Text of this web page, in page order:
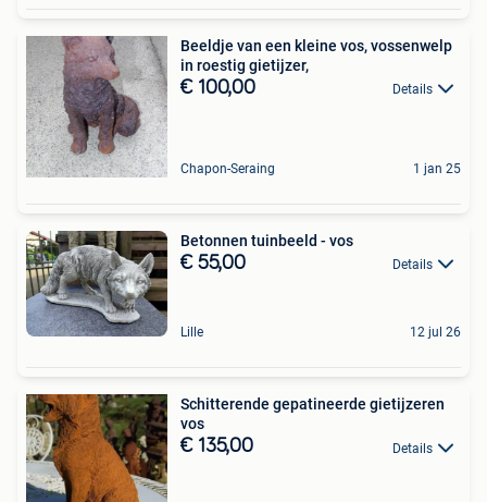
Beeldje van een kleine vos, vossenwelp
in roestig gietijzer,
€ 100,00 Details
Chapon-Seraing 1 jan 25
Betonnen tuinbeeld - vos
€ 55,00 Details
Lille 12 jul 26
Schitterende gepatineerde gietijzeren
vos
€ 135,00 Details